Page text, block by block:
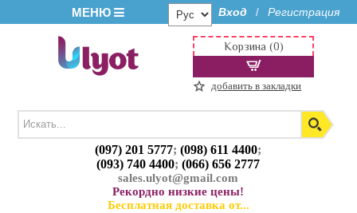
МЕНЮ Вход / Регистрация
(097) 201 5777;(098) 611 4400;
(093) 740 4400;(066) 656 2777
sales.ulyot@gmail.com
Рекордно низкие цены!
Бесплатная доставка от...
Корзина (0)
добавить в закладки